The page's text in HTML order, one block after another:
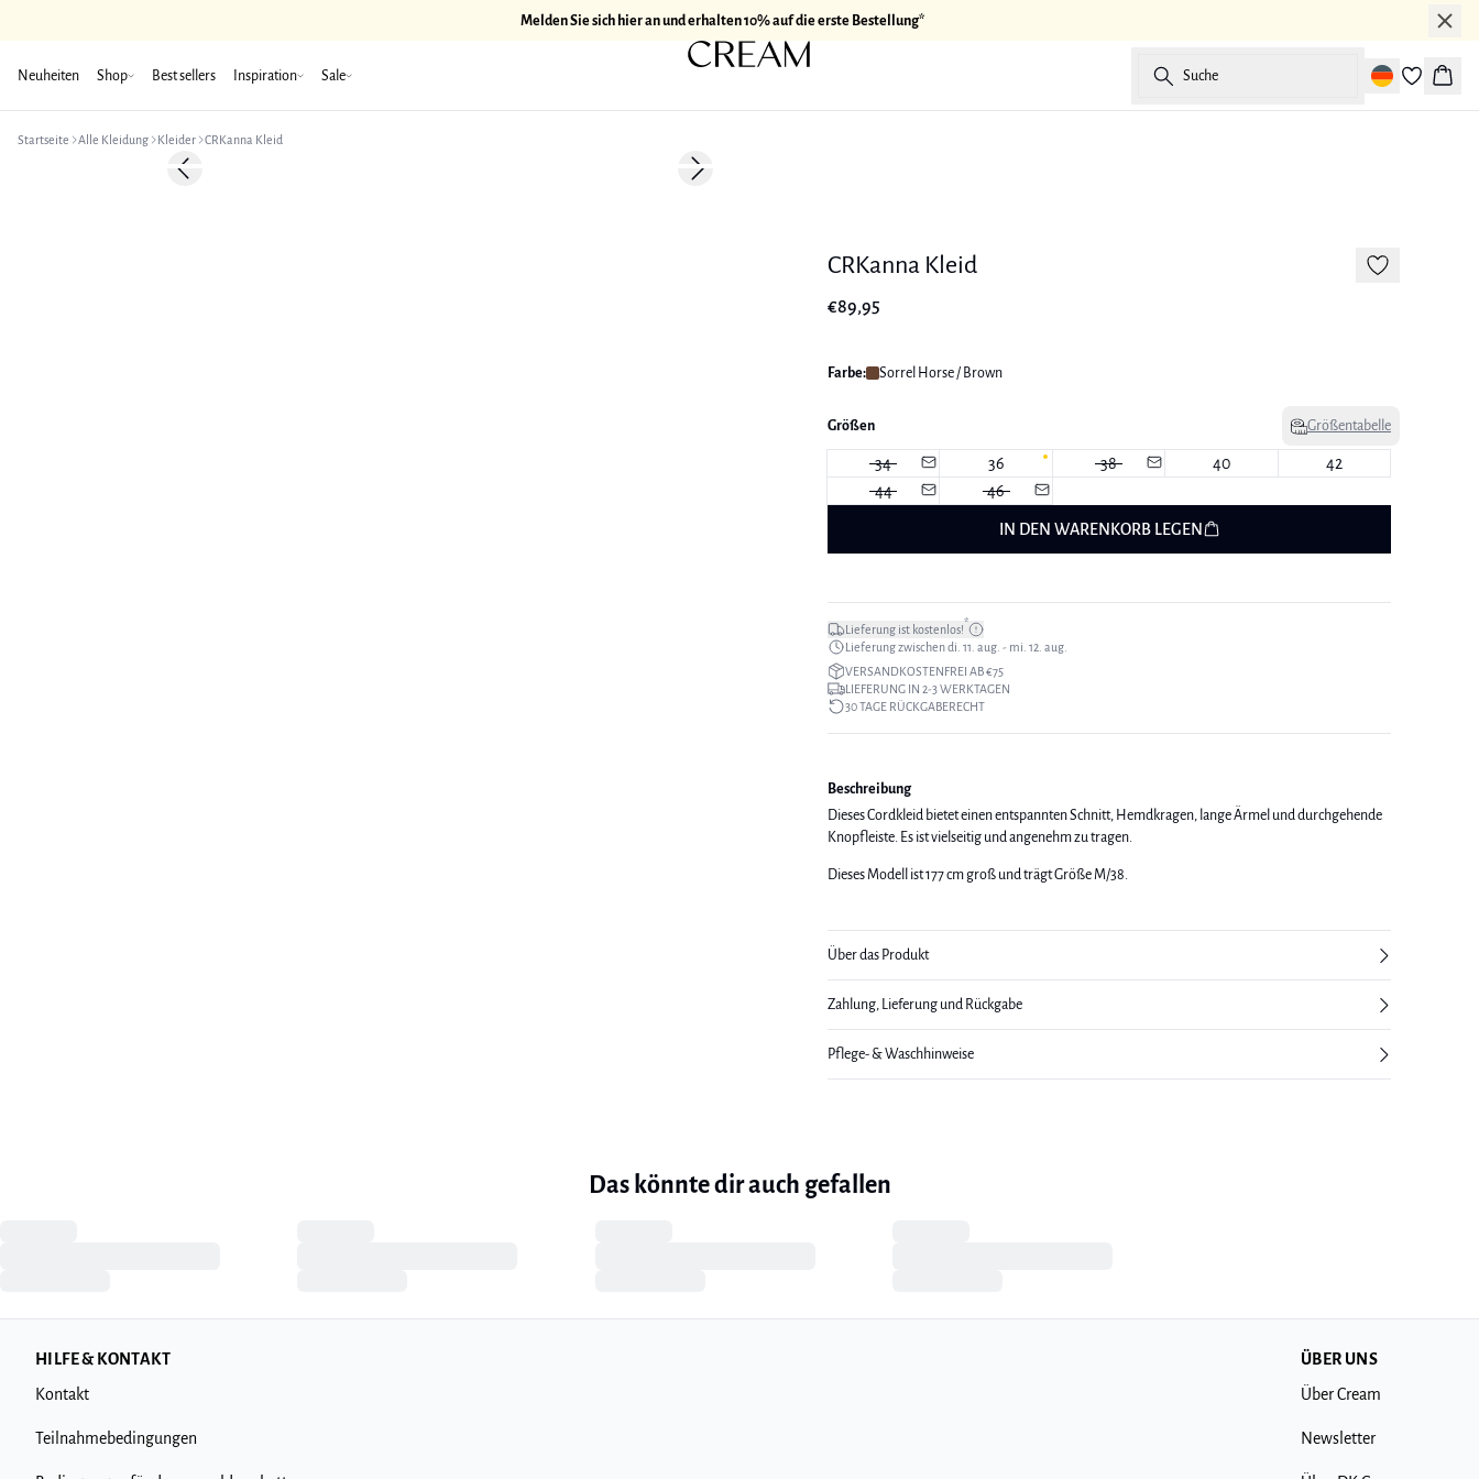
Melden Sie sich hier an und erhalten 10% auf die erste Bestellung*
Neuheiten Shop Best sellers Inspiration Sale Suche
Startseite Alle Kleidung Kleider CRKanna Kleid
Previous slide Next slide
CRKanna Kleid
€89,95
Farbe: Sorrel Horse / Brown
Größen Größentabelle
34 36 38 40
42
44
46
IN DEN WARENKORB LEGEN
Lieferung ist kostenlos!*
Lieferung zwischen di. 11. aug. - mi. 12. aug.
VERSANDKOSTENFREI AB €75
LIEFERUNG IN 2-3 WERKTAGEN
30 TAGE RÜCKGABERECHT
Beschreibung
Dieses Cordkleid bietet einen entspannten Schnitt, Hemdkragen, lange Ärmel und durchgehende
Knopfleiste. Es ist vielseitig und angenehm zu tragen.
Dieses Modell ist 177 cm groß und trägt Größe M/38.
Über das Produkt
Zahlung, Lieferung und Rückgabe
Pflege- & Waschhinweise
Das könnte dir auch gefallen
HILFE & KONTAKT
Kontakt
Teilnahmebedingungen
ÜBER UNS
Über Cream
Newsletter